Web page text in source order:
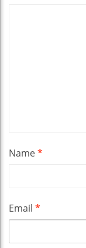
Name*
Email *